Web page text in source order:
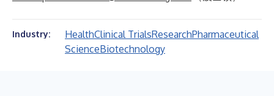
Industry: HealthClinical TrialsResearchPharmaceutical
ScienceBiotechnology